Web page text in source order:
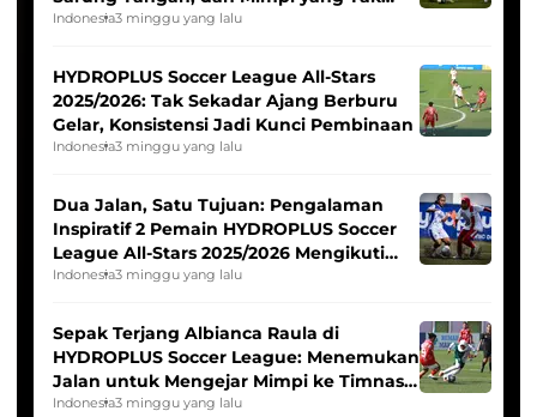
Pernah Padam
Indonesia3 minggu yang lalu
HYDROPLUS Soccer League All-Stars
2025/2026: Tak Sekadar Ajang Berburu
Gelar, Konsistensi Jadi Kunci Pembinaan
Indonesia3 minggu yang lalu
Dua Jalan, Satu Tujuan: Pengalaman
Inspiratif 2 Pemain HYDROPLUS Soccer
League All-Stars 2025/2026 Mengikuti
Seleksi Timnas Indonesia Putri
Indonesia3 minggu yang lalu
Sepak Terjang Albianca Raula di
HYDROPLUS Soccer League: Menemukan
Jalan untuk Mengejar Mimpi ke Timnas
Indonesia Putri
Indonesia3 minggu yang lalu